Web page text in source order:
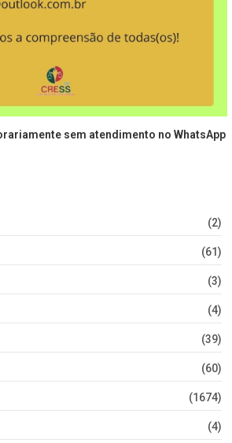
sem atendimento no WhatsApp
(2)
(61)
(3)
(4)
(39)
(60)
(1674)
(4)